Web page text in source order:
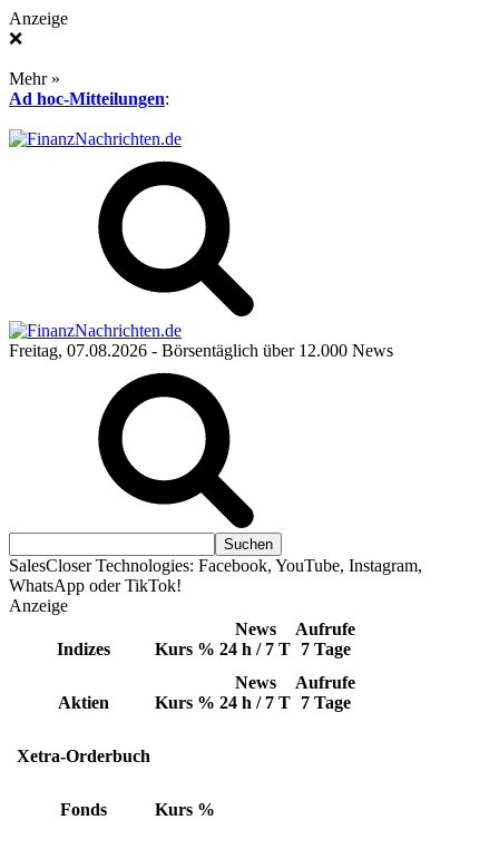
Anzeige
❌
Mehr »
Ad hoc-Mitteilungen:
Freitag, 07.08.2026 - Börsentäglich über 12.000 News
SalesCloser Technologies: Facebook, YouTube, Instagram,
WhatsApp oder TikTok!
Anzeige
Indizes Kurs %
News
24 h / 7 T
Aufrufe
7 Tage
Aktien Kurs %
News
24 h / 7 T
Aufrufe
7 Tage
Xetra-Orderbuch
Fonds Kurs %